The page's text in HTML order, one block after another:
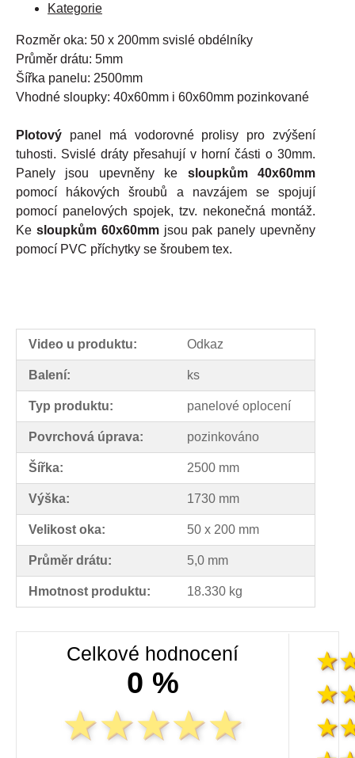
Kategorie
Rozměr oka: 50 x 200mm svislé obdélníky
Průměr drátu: 5mm
Šířka panelu: 2500mm
Vhodné sloupky: 40x60mm i 60x60mm pozinkované
Plotový panel má vodorovné prolisy pro zvýšení
tuhosti. Svislé dráty přesahují v horní části o 30mm.
Panely jsou upevněny ke sloupkům
40x60mm
pomocí hákových šroubů a navzájem se spojují
pomocí panelových spojek, tzv. nekonečná montáž.
Ke sloupkům 60x60mmjsou pak panely upevněny
pomocí PVC příchytky se šroubem tex.
Video u produktu: Odkaz
Balení: ks
Typ produktu: panelové oplocení
Povrchová úprava: pozinkováno
Šířka: 2500 mm
Výška: 1730 mm
Velikost oka: 50 x 200 mm
Průměr drátu: 5,0 mm
Hmotnost produktu: 18.330 kg
Celkové hodnocení
0 %